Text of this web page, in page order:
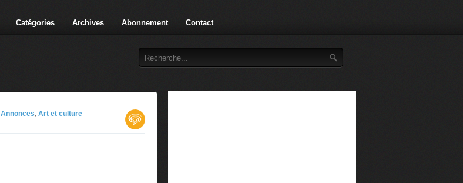
Catégories Archives Abonnement Contact
Annonces, Art et culture